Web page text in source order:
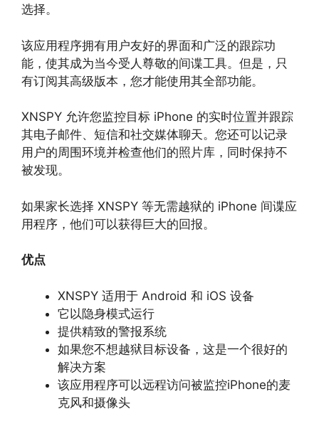
选择。
该应用程序拥有用户友好的界面和广泛的跟踪功
能，使其成为当今受人尊敬的间谍工具。但是，只
有订阅其高级版本，您才能使用其全部功能。
XNSPY 允许您监控目标 iPhone 的实时位置并跟踪
其电子邮件、短信和社交媒体聊天。您还可以记录
用户的周围环境并检查他们的照片库，同时保持不
被发现。
如果家长选择 XNSPY 等无需越狱的 iPhone 间谍应
用程序，他们可以获得巨大的回报。
优点
XNSPY 适用于 Android 和 iOS 设备
它以隐身模式运行
提供精致的警报系统
如果您不想越狱目标设备，这是一个很好的
解决方案
该应用程序可以远程访问被监控iPhone的麦
克风和摄像头